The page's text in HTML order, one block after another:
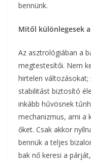
bennünk.
Mitől különlegesek
Az asztrológiában a
megtestesítői. Nem
hirtelen
stabilitást biztosító
inkább hűvösnek
mechanizmus, ami a
őket. Csak akkor
bennük a teljes
bak nő keresi a